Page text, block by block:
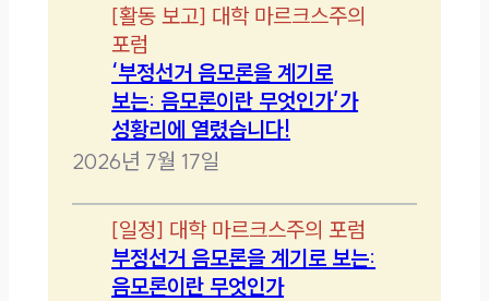
[활동 보고] 대학 마르크스주의
포럼
‘부정선거 음모론을 계기로
보는: 음모론이란 무엇인가’가
성황리에 열렸습니다!
2026년 7월 17일
[일정] 대학 마르크스주의 포럼
부정선거 음모론을 계기로 보는:
음모론이란 무엇인가